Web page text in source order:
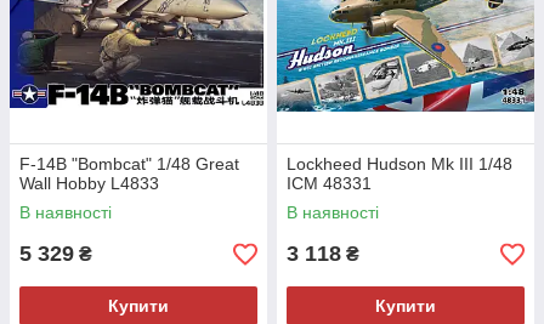
F-14B "Bombcat" 1/48 Great
Wall Hobby L4833
В наявності
5 329 ₴
Купити
Lockheed Hudson Mk III 1/48
ICM 48331
В наявності
3 118 ₴
Купити